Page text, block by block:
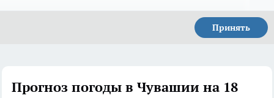
Принять
Прогноз погоды в Чувашии на 18